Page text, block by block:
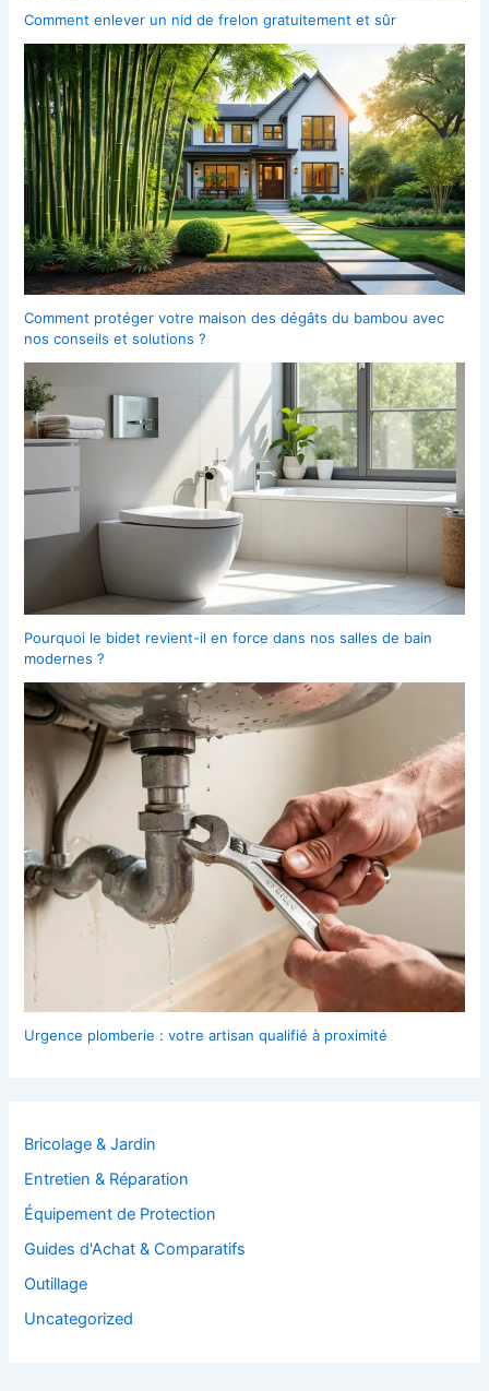
Comment enlever un nid de frelon gratuitement et sûr
Comment protéger votre maison des dégâts du bambou avec
nos conseils et solutions ?
Pourquoi le bidet revient-il en force dans nos salles de bain
modernes ?
Urgence plomberie : votre artisan qualifié à proximité
Bricolage & Jardin
Entretien & Réparation
Équipement de Protection
Guides d'Achat & Comparatifs
Outillage
Uncategorized